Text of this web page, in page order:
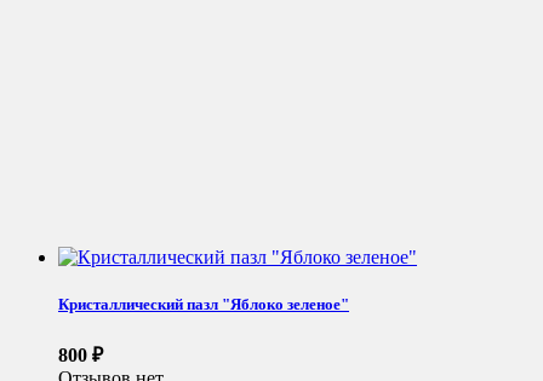
Кристаллический пазл "Яблоко зеленое"
800 ₽